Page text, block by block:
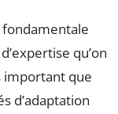
fondamentale
qu’on
important que
d’adaptation